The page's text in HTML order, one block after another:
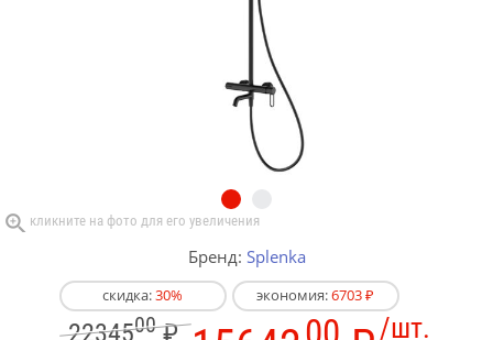
Бренд: Splenka
скидка:30% экономия:6703 ₽
2234500₽ /шт.